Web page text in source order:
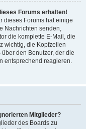
Forums erhalten!
dieses Forums hat einige
Nachrichten senden,
die komplette E-Mail, die
wichtig, die Kopfzeilen
den Benutzer, der die
entsprechend reagieren.
Mitglieder?
des Boards zu